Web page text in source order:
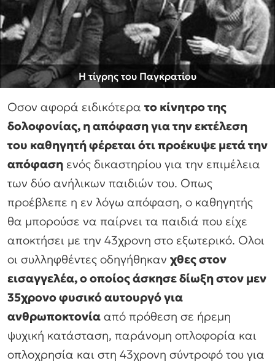
Η τίγρης του Παγκρατίου
Οσον αφορά ειδικότερα το κίνητρο της
δολοφονίας, η απόφαση για την εκτέλεση
του καθηγητή φέρεται ότι προέκυψε μετά την
απόφαση ενός δικαστηρίου για την επιμέλεια
των δύο ανήλικων παιδιών του. Οπως
προέβλεπε η εν λόγω απόφαση, ο καθηγητής
θα μπορούσε να παίρνει τα παιδιά που είχε
αποκτήσει με την 43χρονη στο εξωτερικό. Ολοι
οι συλληφθέντες οδηγήθηκαν χθες στον
εισαγγελέα, ο οποίος άσκησε δίωξη στον μεν
35χρονο φυσικό αυτουργό για
ανθρωποκτονία από πρόθεση σε ήρεμη
ψυχική κατάσταση, παράνομη οπλοφορία και
οπλοχρησία και στη 43χρονη σύντροφό του για